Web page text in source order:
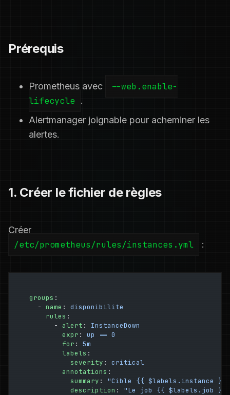
Prérequis
Prometheus avec
--web.enable-
lifecycle
.
Alertmanager joignable pour acheminer les
alertes.
1. Créer le fichier de règles
Créer
/etc/prometheus/rules/instances.yml :
groups :
  -
name : disponibilite
    rules
:
      -
alert : InstanceDown
        expr
: up == 0
        for
: 5m
        labels
:
          severity
: critical
        annotations
:
          summary
: "Cible {{ $labels.instance }}
          description
: "Le job {{ $labels.job }}